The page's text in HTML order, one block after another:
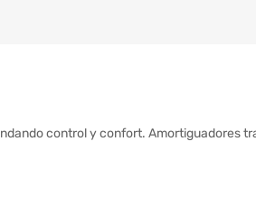
control y confort. Amortiguadores